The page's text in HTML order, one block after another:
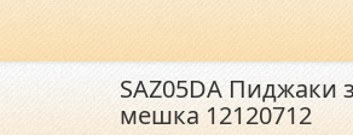
SAZ05DA Пиджаки
мешка 12120712